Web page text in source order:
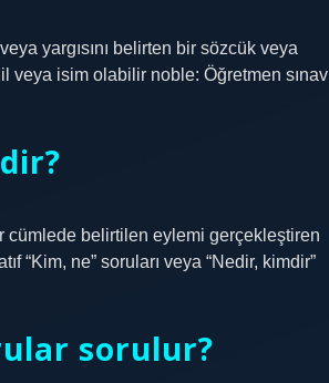
yargısını belirten bir sözcük veya
veya isim olabilir noble: Öğretmen sınav
cümlede belirtilen eylemi gerçekleştiren
“Kim, ne” soruları veya “Nedir, kimdir”
sorulur?